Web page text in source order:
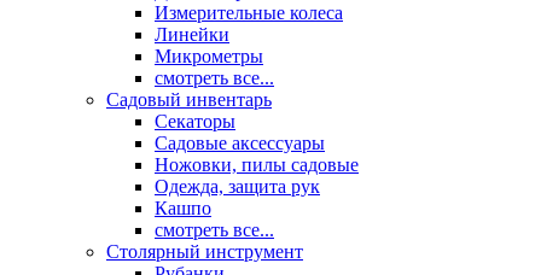
Измерительные колеса
Линейки
Микрометры
смотреть все...
Садовый инвентарь
Секаторы
Садовые аксессуары
Ножовки, пилы садовые
Одежда, защита рук
Кашпо
смотреть все...
Столярный инструмент